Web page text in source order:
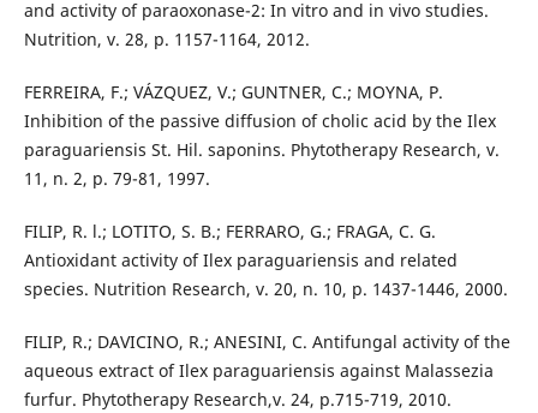
and activity of paraoxonase-2: In vitro and in vivo studies.
Nutrition, v. 28, p. 1157-1164, 2012.
FERREIRA, F.; VÁZQUEZ, V.; GUNTNER, C.; MOYNA, P.
Inhibition of the passive diffusion of cholic acid by the Ilex
paraguariensis St. Hil. saponins. Phytotherapy Research, v.
11, n. 2, p. 79-81, 1997.
FILIP, R. l.; LOTITO, S. B.; FERRARO, G.; FRAGA, C. G.
Antioxidant activity of Ilex paraguariensis and related
species. Nutrition Research, v. 20, n. 10, p. 1437-1446, 2000.
FILIP, R.; DAVICINO, R.; ANESINI, C. Antifungal activity of the
aqueous extract of Ilex paraguariensis against Malassezia
furfur. Phytotherapy Research,v. 24, p.715-719, 2010.